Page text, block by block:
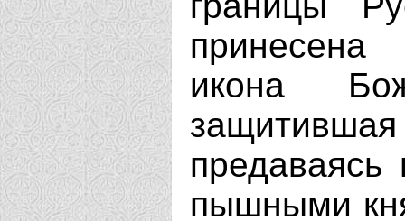
икона
предаваясь
пышными